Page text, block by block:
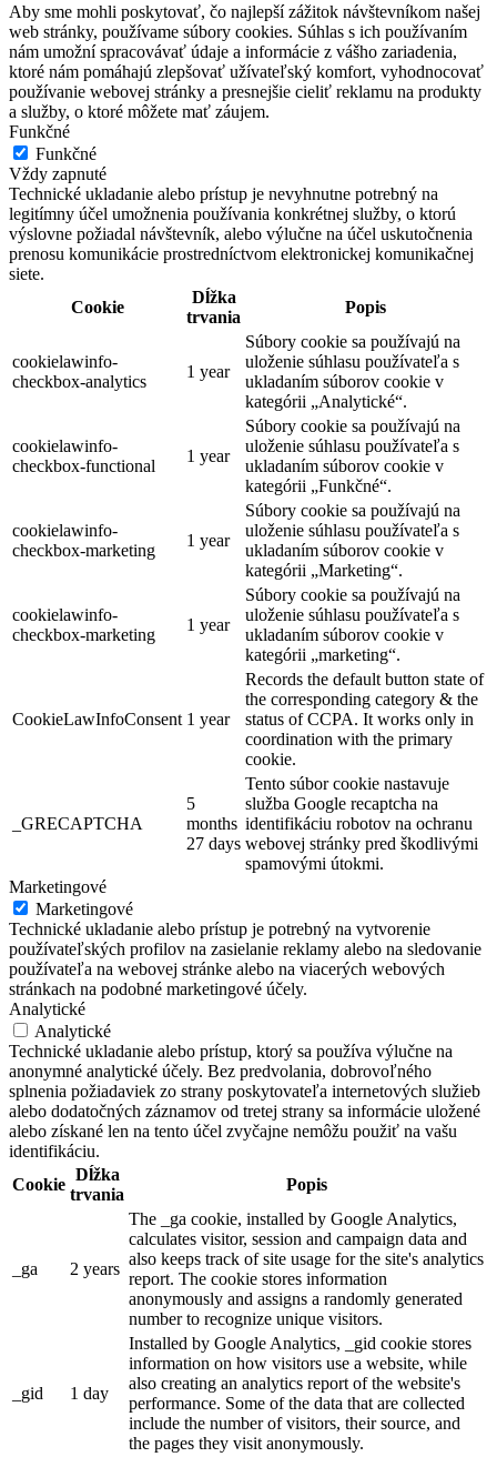
Aby sme mohli poskytovať, čo najlepší zážitok návštevníkom našej
web stránky, používame súbory cookies. Súhlas s ich používaním
nám umožní spracovávať údaje a informácie z vášho zariadenia,
ktoré nám pomáhajú zlepšovať užívateľský komfort, vyhodnocovať
používanie webovej stránky a presnejšie cieliť reklamu na produkty
a služby, o ktoré môžete mať záujem.
Funkčné
Funkčné
Vždy zapnuté
Technické ukladanie alebo prístup je nevyhnutne potrebný na
legitímny účel umožnenia používania konkrétnej služby, o ktorú
výslovne požiadal návštevník, alebo výlučne na účel uskutočnenia
prenosu komunikácie prostredníctvom elektronickej komunikačnej
siete.
Cookie
Dĺžka
trvania
Popis
cookielawinfo-
checkbox-analytics
1 year
Súbory cookie sa používajú na
uloženie súhlasu používateľa s
ukladaním súborov cookie v
kategórii „Analytické“.
cookielawinfo-
checkbox-functional
1 year
Súbory cookie sa používajú na
uloženie súhlasu používateľa s
ukladaním súborov cookie v
kategórii „Funkčné“.
cookielawinfo-
checkbox-marketing
1 year
Súbory cookie sa používajú na
uloženie súhlasu používateľa s
ukladaním súborov cookie v
kategórii „Marketing“.
cookielawinfo-
checkbox-marketing
1 year
Súbory cookie sa používajú na
uloženie súhlasu používateľa s
ukladaním súborov cookie v
kategórii „marketing“.
CookieLawInfoConsent 1 year
Records the default button state of
the corresponding category & the
status of CCPA. It works only in
coordination with the primary
cookie.
_GRECAPTCHA
5
months
27 days
Tento súbor cookie nastavuje
služba Google recaptcha na
identifikáciu robotov na ochranu
webovej stránky pred škodlivými
spamovými útokmi.
Marketingové
Marketingové
Technické ukladanie alebo prístup je potrebný na vytvorenie
používateľských profilov na zasielanie reklamy alebo na sledovanie
používateľa na webovej stránke alebo na viacerých webových
stránkach na podobné marketingové účely.
Analytické
Analytické
Technické ukladanie alebo prístup, ktorý sa používa výlučne na
anonymné analytické účely. Bez predvolania, dobrovoľného
splnenia požiadaviek zo strany poskytovateľa internetových služieb
alebo dodatočných záznamov od tretej strany sa informácie uložené
alebo získané len na tento účel zvyčajne nemôžu použiť na vašu
identifikáciu.
Cookie
Dĺžka
trvania
Popis
_ga 2 years
The _ga cookie, installed by Google Analytics,
calculates visitor, session and campaign data and
also keeps track of site usage for the site's analytics
report. The cookie stores information
anonymously and assigns a randomly generated
number to recognize unique visitors.
_gid 1 day
Installed by Google Analytics, _gid cookie stores
information on how visitors use a website, while
also creating an analytics report of the website's
performance. Some of the data that are collected
include the number of visitors, their source, and
the pages they visit anonymously.